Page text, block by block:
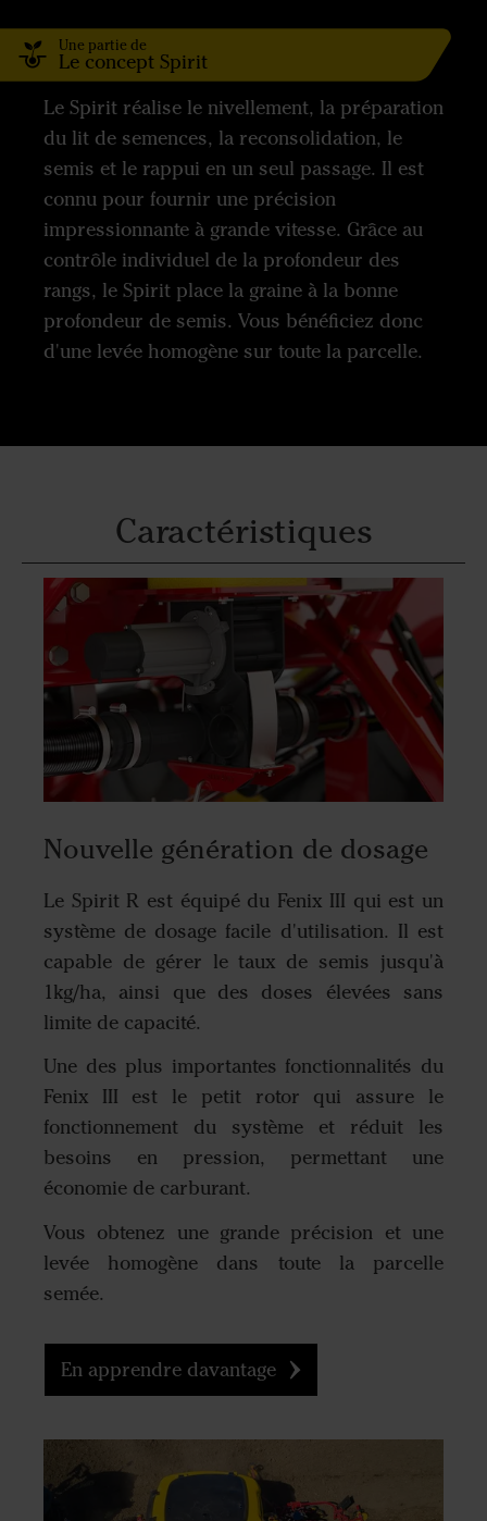
Une partie de
Le concept Spirit
Le Spirit réalise le nivellement, la préparation
du lit de semences, la reconsolidation, le
semis et le rappui en un seul passage. Il est
connu pour fournir une précision
impressionnante à grande vitesse. Grâce au
contrôle individuel de la profondeur des
rangs, le Spirit place la graine à la bonne
profondeur de semis. Vous bénéficiez donc
d'une levée homogène sur toute la parcelle.
Caractéristiques
Nouvelle génération de dosage
Le Spirit R est équipé du Fenix III qui est un
système de dosage facile d'utilisation. Il est
capable de gérer le taux de semis jusqu'à
1kg/ha, ainsi que des doses élevées sans
limite de capacité.
Une des plus importantes fonctionnalités du
Fenix III est le petit rotor qui assure le
fonctionnement du système et réduit les
besoins en pression, permettant une
économie de carburant.
Vous obtenez une grande précision et une
levée homogène dans toute la parcelle
semée.
En apprendre davantage